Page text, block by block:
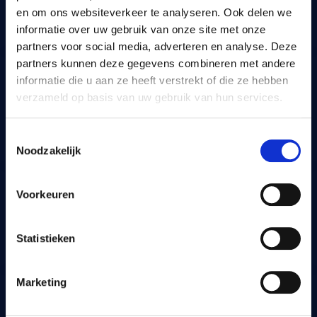
en om ons websiteverkeer te analyseren. Ook delen we
informatie over uw gebruik van onze site met onze
partners voor social media, adverteren en analyse. Deze
partners kunnen deze gegevens combineren met andere
informatie die u aan ze heeft verstrekt of die ze hebben
verzameld op basis van uw gebruik van hun services.
Meer informatie hier:
Noodzakelijk
Voorkeuren
Statistieken
Marketing
Tarieven en
abonnementen
Lid worden van de Golf Veelgestelde vragen